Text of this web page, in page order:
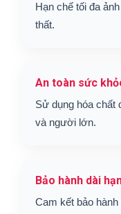
Hạn chế tối đa
thất.
An toàn sức
Sử dụng hóa chất
và người lớn.
Bảo hành dài
Cam kết bảo